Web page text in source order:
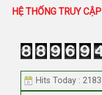
HỆ THỐNG TRUY CẬP
Hits Today : 2183